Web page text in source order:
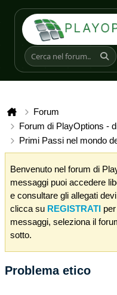
Forum
Forum di PlayOptions -
Primi Passi nel mondo
Benvenuto nel forum di
messaggi puoi accedere
e consultare gli allegati
clicca su REGISTRATI
messaggi, seleziona il
sotto.
Problema etico